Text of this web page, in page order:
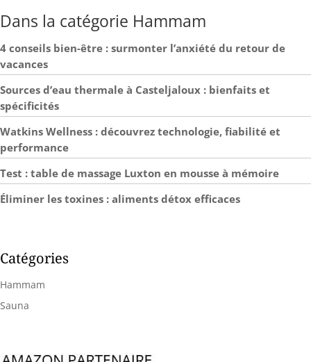
Dans la catégorie Hammam
4 conseils bien-être : surmonter l’anxiété du retour de
vacances
Sources d’eau thermale à Casteljaloux : bienfaits et
spécificités
Watkins Wellness : découvrez technologie, fiabilité et
performance
Test : table de massage Luxton en mousse à mémoire
Éliminer les toxines : aliments détox efficaces
Catégories
Hammam
Sauna